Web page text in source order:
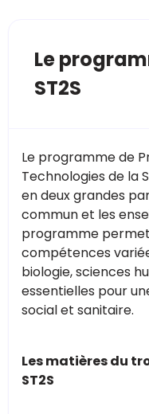
Le
ST2S
Le programme de
Technologies de la
en deux grandes
commun et les
programme
compétences
biologie, sciences
essentielles pour
social et sanitaire.
Les matières du
ST2S